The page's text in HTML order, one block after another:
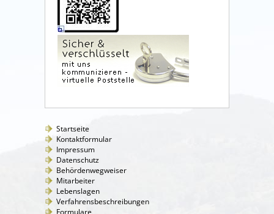
Startseite
Kontaktformular
Impressum
Datenschutz
Behördenwegweiser
Mitarbeiter
Lebenslagen
Verfahrensbeschreibungen